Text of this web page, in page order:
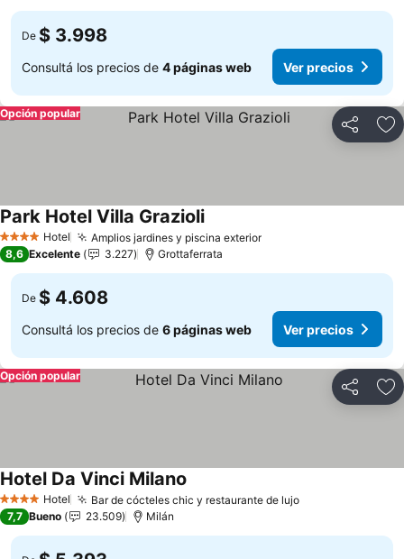
De $ 3.998
Consultá los precios de 4 páginas web Ver precios
Compartir
Opción popular
4 EstrellasHotel Amplios jardines y piscina exteriorVer precios
Park Hotel Villa GrazioliVer precios
8,6 Excelente 3.227 Grottaferrata
De $ 4.608
Consultá los precios de 6 páginas web Ver precios
Compartir
Opción popular
4 EstrellasHotel Bar de cócteles chic y restaurante de lujoVer precios
Hotel Da Vinci Milano
7,7 Bueno 23.509 Milán